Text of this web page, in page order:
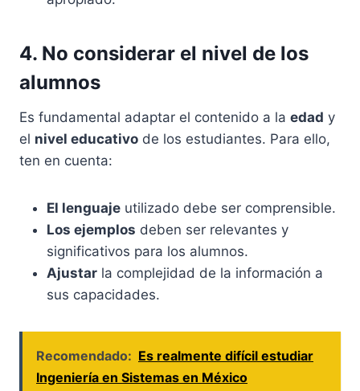
4. No considerar el nivel de los
alumnos
Es fundamental adaptar el contenido a la edad y
el nivel educativo de los estudiantes. Para ello,
ten en cuenta:
El lenguaje utilizado debe ser comprensible.
Los ejemplos deben ser relevantes y
significativos para los alumnos.
Ajustar la complejidad de la información a
sus capacidades.
Recomendado: Es realmente difícil estudiar
Ingeniería en Sistemas en México